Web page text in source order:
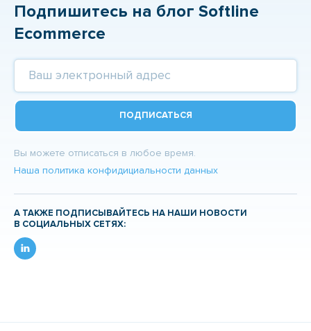
Подпишитесь на блог Softline
Ecommerce
ПОДПИСАТЬСЯ
Вы можете отписаться в любое время.
Наша политика конфидициальности данных
А ТАКЖЕ ПОДПИСЫВАЙТЕСЬ НА НАШИ НОВОСТИ
В СОЦИАЛЬНЫХ СЕТЯХ: